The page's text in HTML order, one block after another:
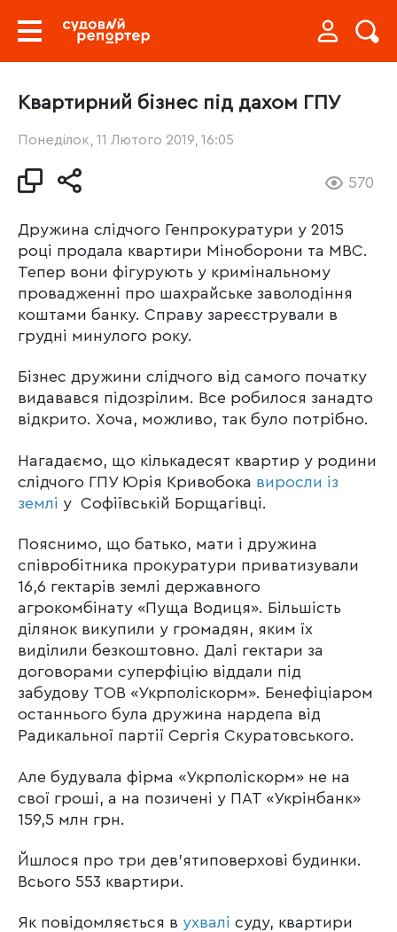
Квартирний бізнес під дахом ГПУ
Понеділок, 11 Лютого 2019, 16:05
570
Дружина слідчого Генпрокуратури у 2015
році продала квартири Міноборони та МВС.
Тепер вони фігурують у кримінальному
провадженні про шахрайське заволодіння
коштами банку. Справу зареєстрували в
грудні минулого року.
Бізнес дружини слідчого від самого початку
видавався підозрілим. Все робилося занадто
відкрито. Хоча, можливо, так було потрібно.
Нагадаємо, що кількадесят квартир у родини
слідчого ГПУ Юрія Кривобока виросли із
землі у Софіївській Борщагівці.
Пояснимо, що батько, мати і дружина
співробітника прокуратури приватизували
16,6 гектарів землі державного
агрокомбінату «Пуща Водиця». Більшість
ділянок викупили у громадян, яким їх
виділили безкоштовно. Далі гектари за
договорами суперфіцію віддали під
забудову ТОВ «Укрполіскорм». Бенефіціаром
останнього була дружина нардепа від
Радикальної партії Сергія Скуратовського.
Але будувала фірма «Укрполіскорм» не на
свої гроші, а на позичені у ПАТ «Укрінбанк»
159,5 млн грн.
Йшлося про три дев’ятиповерхові будинки.
Всього 553 квартири.
Як повідомляється в ухвалі суду, квартири